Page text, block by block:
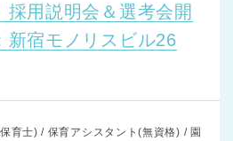
採用説明会＆選考会開
新宿モノリスビル26
育士) / 保育アシスタント(無資格) / 園